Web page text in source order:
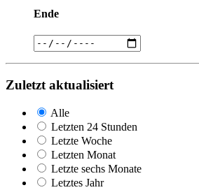
Ende
Zuletzt aktualisiert
Alle
Letzten 24 Stunden
Letzte Woche
Letzten Monat
Letzte sechs Monate
Letztes Jahr